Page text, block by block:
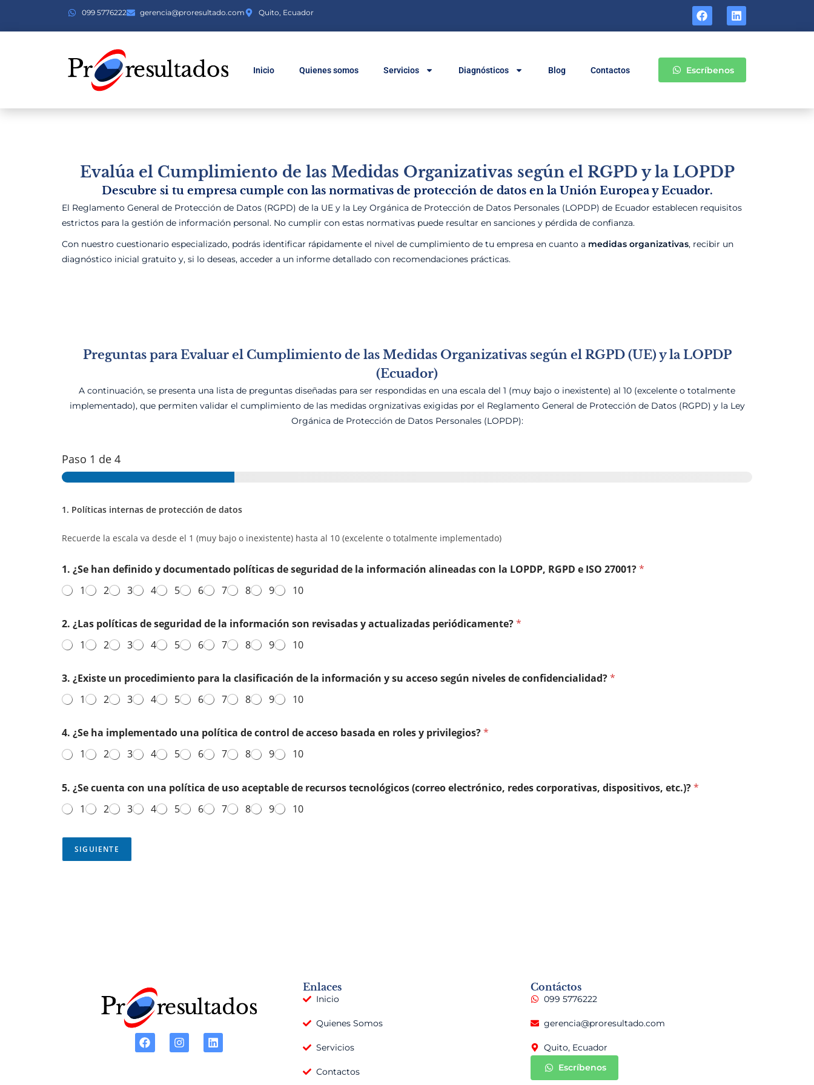
099 5776222 gerencia@proresultado.com Quito, Ecuador
Inicio Quienes somos Servicios Diagnósticos Blog Contactos Escríbenos
Evalúa el Cumplimiento de las Medidas Organizativas según el RGPD y la LOPDP
Descubre si tu empresa cumple con las normativas de protección de datos en la Unión Europea y Ecuador.
El Reglamento General de Protección de Datos (RGPD) de la UE y la Ley Orgánica de Protección de Datos Personales (LOPDP) de Ecuador establecen requisitos
estrictos para la gestión de información personal. No cumplir con estas normativas puede resultar en sanciones y pérdida de confianza.
Con nuestro cuestionario especializado, podrás identificar rápidamente el nivel de cumplimiento de tu empresa en cuanto a medidas organizativas, recibir un
diagnóstico inicial gratuito y, si lo deseas, acceder a un informe detallado con recomendaciones prácticas.
Preguntas para Evaluar el Cumplimiento de las Medidas Organizativas según el RGPD (UE) y la LOPDP
(Ecuador)
A continuación, se presenta una lista de preguntas diseñadas para ser respondidas en una escala del 1 (muy bajo o inexistente) al 10 (excelente o totalmente
implementado), que permiten validar el cumplimiento de las medidas orgnizativas exigidas por el Reglamento General de Protección de Datos (RGPD) y la Ley
Orgánica de Protección de Datos Personales (LOPDP):
Paso 1 de 4
1. Políticas internas de protección de datos
Recuerde la escala va desde el 1 (muy bajo o inexistente) hasta al 10 (excelente o totalmente implementado)
1. ¿Se han definido y documentado políticas de seguridad de la información alineadas con la LOPDP, RGPD e ISO 27001?*
1
2 3 4 5 6 7 8 9 10
2. ¿Las políticas de seguridad de la información son revisadas y actualizadas periódicamente?*
1
2 3 4 5 6 7 8 9 10
3. ¿Existe un procedimiento para la clasificación de la información y su acceso según niveles de confidencialidad?*
1
2 3 4 5 6 7 8 9 10
4. ¿Se ha implementado una política de control de acceso basada en roles y privilegios?*
1
2 3 4 5 6 7 8 9 10
5. ¿Se cuenta con una política de uso aceptable de recursos tecnológicos (correo electrónico, redes corporativas, dispositivos, etc.)?*
1
2 3 4 5 6 7 8 9 10
SIGUIENTE
Enlaces
Inicio
Quienes Somos
Servicios
Contactos
Contáctos
099 5776222
gerencia@proresultado.com
Quito, Ecuador
Escríbenos